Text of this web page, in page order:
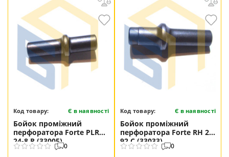
Код товару: Є в наявності
Бойок проміжний
перфоратора Forte PLRH
24-8 R (33005)
0
Код товару: Є в наявності
Бойок проміжний
перфоратора Forte RH 26-
92 C (33033)
0